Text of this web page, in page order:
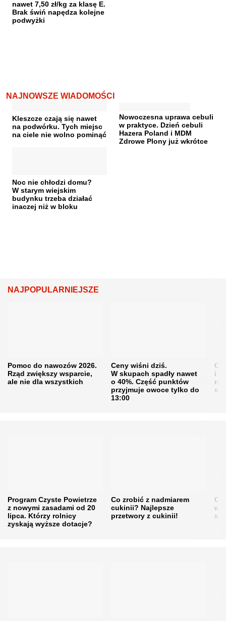
nawet 7,50 zł/kg za klasę E.
Brak świń napędza kolejne
podwyżki
NAJNOWSZE WIADOMOŚCI
Kleszcze czają się nawet
na podwórku. Tych miejsc
na ciele nie wolno pominąć
Nowoczesna uprawa cebuli
w praktyce. Dzień cebuli
Hazera Poland i MDM
Zdrowe Plony już wkrótce
Noc nie chłodzi domu?
W starym wiejskim
budynku trzeba działać
inaczej niż w bloku
NAJPOPULARNIEJSZE
Pomoc do nawozów 2026.
Rząd zwiększy wsparcie,
ale nie dla wszystkich
Ceny wiśni dziś.
W skupach spadły nawet
o 40%. Część punktów
przyjmuje owoce tylko do
13:00
i
Program Czyste Powietrze
z nowymi zasadami od 20
lipca. Którzy rolnicy
zyskają wyższe dotacje?
Co zrobić z nadmiarem
cukinii? Najlepsze
przetwory z cukinii!
w